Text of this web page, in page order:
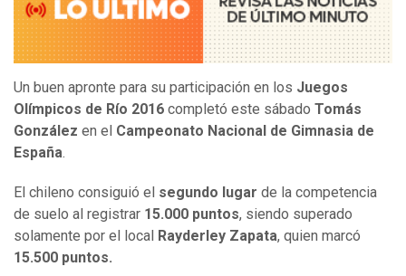
Un buen apronte para su participación en los Juegos
Olímpicos de Río 2016 completó este sábado Tomás
González en el Campeonato Nacional de Gimnasia de
España.
El chileno consiguió el segundo lugar de la competencia
de suelo al registrar 15.000 puntos, siendo superado
solamente por el local Rayderley Zapata, quien marcó
15.500 puntos.